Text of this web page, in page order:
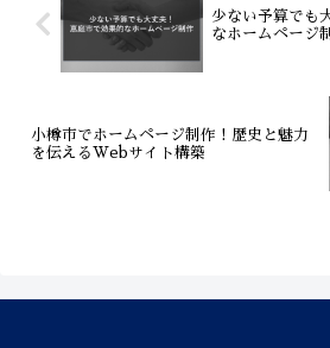
ムで、無駄な人
質なWeb集客環
少ない予算でも
なホームページ
小樽市でホームページ制作！歴史と魅力
を伝えるWebサイト構築